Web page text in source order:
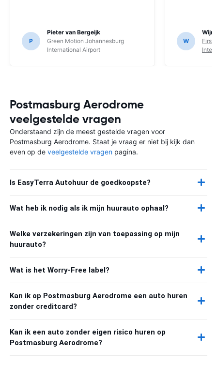
P
Pieter van Bergeijk
Green Motion Johannesburg
International Airport
W
First
Postmasburg Aerodrome
veelgestelde vragen
Onderstaand zijn de meest gestelde vragen voor
Postmasburg Aerodrome. Staat je vraag er niet bij kijk dan
even op de veelgestelde vragen pagina.
Is EasyTerra Autohuur de goedkoopste?
Wat heb ik nodig als ik mijn huurauto ophaal?
Welke verzekeringen zijn van toepassing op mijn
huurauto?
Wat is het Worry-Free label?
Kan ik op Postmasburg Aerodrome een auto huren
zonder creditcard?
Kan ik een auto zonder eigen risico huren op
Postmasburg Aerodrome?